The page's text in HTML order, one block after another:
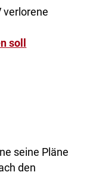
verlorene
soll
seine Pläne
den